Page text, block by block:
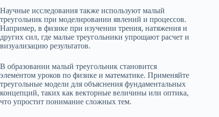
Научные исследования также используют малый
треугольник при моделировании явлений и процессов.
Например, в физике при изучении трения, натяжения и
других сил, где малые треугольники упрощают расчет и
визуализацию результатов.
В образовании малый треугольник становится
элементом уроков по физике и математике. Применяйте
треугольные модели для объяснения фундаментальных
концепций, таких как векторные величины или оптика,
что упростит понимание сложных тем.